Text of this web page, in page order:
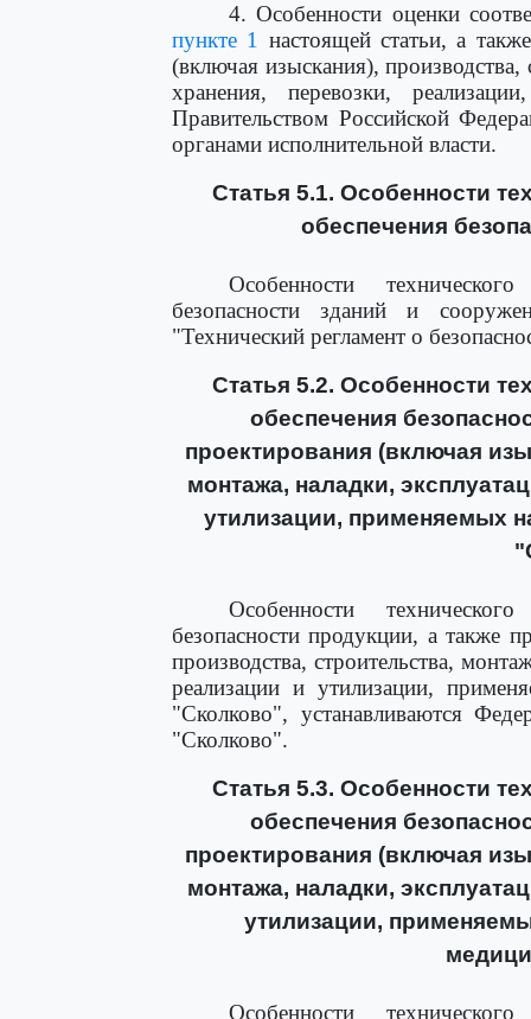
4. Особенности оценки
пункте 1
настоящей статьи, а
(включая изыскания), производства,
хранения, перевозки,
Правительством Российской
органами исполнительной власти.
Статья 5.1. Особенности
обеспечения
Особенности
безопасности зданий и
"Технический регламент о
Статья 5.2. Особенности
обеспечения
проектирования (включая
монтажа, наладки,
утилизации, применяемых
Особенности
безопасности продукции, а также
производства, строительства,
реализации и утилизации,
"Сколково", устанавливаются
"Сколково".
Статья 5.3. Особенности
обеспечения
проектирования (включая
монтажа, наладки,
утилизации,
Особенности